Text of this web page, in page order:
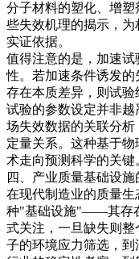
分子材料的塑化、增
些失效机理的揭示，
实证依据。
值得注意的是，加速
性。若加速条件诱发
存在本质差异，则试
试验的参数设定并非
场失效数据的关联分
定量关系。这种基于
术走向预测科学的关键
四、产业质量基础设施
在现代制造业的质量
种"基础设施"——其存
式关注，一旦缺失则
子的环境应力筛选，